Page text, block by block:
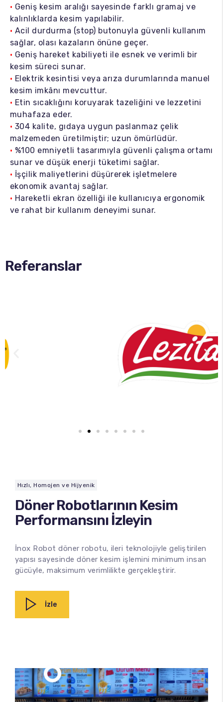
100%
• Geniş kesim aralığı sayesinde farklı gramaj ve
kalınlıklarda kesim yapılabilir.
• Acil durdurma (stop) butonuyla güvenli kullanım
sağlar, olası kazaların önüne geçer.
• Geniş hareket kabiliyeti ile esnek ve verimli bir
kesim süreci sunar.
• Elektrik kesintisi veya arıza durumlarında manuel
kesim imkânı mevcuttur.
• Etin sıcaklığını koruyarak tazeliğini ve lezzetini
muhafaza eder.
• 304 kalite, gıdaya uygun paslanmaz çelik
malzemeden üretilmiştir; uzun ömürlüdür.
• %100 emniyetli tasarımıyla güvenli çalışma ortamı
sunar ve düşük enerji tüketimi sağlar.
• İşçilik maliyetlerini düşürerek işletmelere
ekonomik avantaj sağlar.
• Hareketli ekran özelliği ile kullanıcıya ergonomik
ve rahat bir kullanım deneyimi sunar.
Referanslar
Hızlı, Homojen ve Hijyenik
Döner Robotlarının Kesim
Performansını İzleyin
İnox Robot döner robotu, ileri teknolojiyle geliştirilen
yapısı sayesinde döner kesim işlemini minimum insan
gücüyle, maksimum verimlilikte gerçekleştirir.
İzle